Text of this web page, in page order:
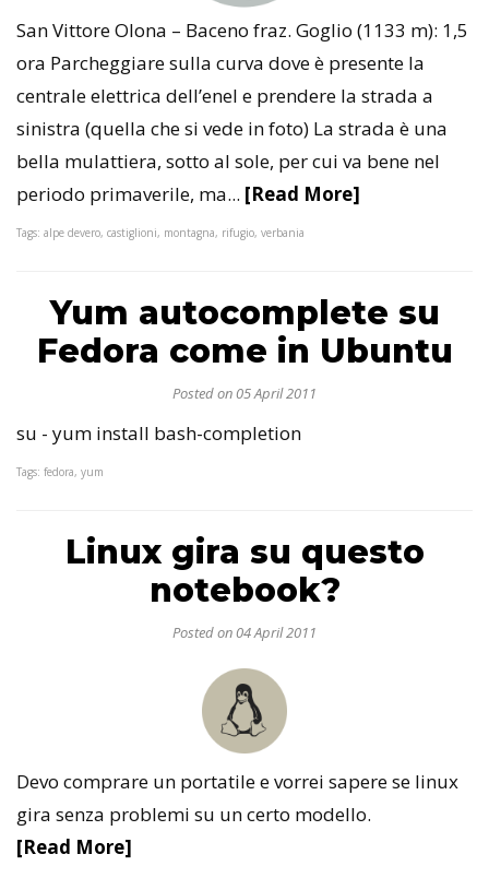
San Vittore Olona – Baceno fraz. Goglio (1133 m): 1,5
ora Parcheggiare sulla curva dove è presente la
centrale elettrica dell’enel e prendere la strada a
sinistra (quella che si vede in foto) La strada è una
bella mulattiera, sotto al sole, per cui va bene nel
periodo primaverile, ma... [Read More]
Tags: alpe devero, castiglioni, montagna, rifugio, verbania
Yum autocomplete su
Fedora come in Ubuntu
Posted on 05 April 2011
su - yum install bash-completion
Tags: fedora, yum
Linux gira su questo
notebook?
Posted on 04 April 2011
Devo comprare un portatile e vorrei sapere se linux
gira senza problemi su un certo modello.
[Read More]